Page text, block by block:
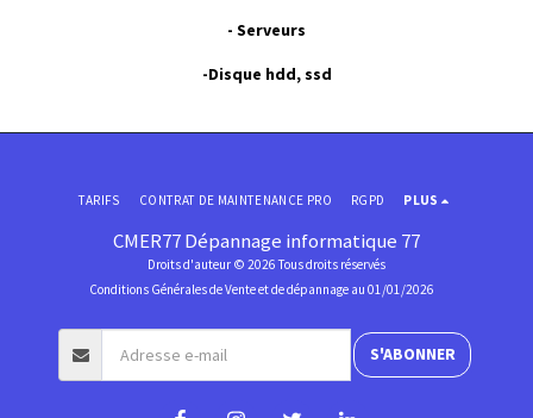
- Serveurs
-Disque hdd, ssd
CMER77 Dépannage informatique 77
Droits d'auteur © 2026 Tous droits réservés
Conditions Générales de Vente et de dépannage au 01/01/2026
TARIFS CONTRAT DE MAINTENANCE PRO RGPD PLUS
S'ABONNER